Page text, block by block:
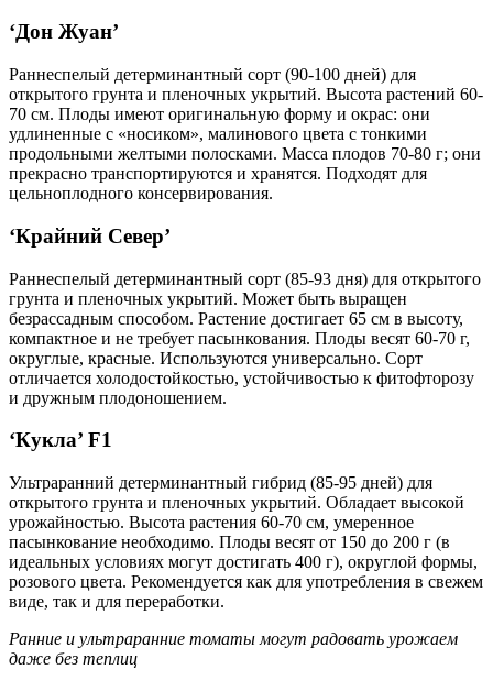
‘Дон Жуан’
Раннеспелый детерминантный сорт (90-100 дней) для
открытого грунта и пленочных укрытий. Высота растений 60-
70 см. Плоды имеют оригинальную форму и окрас: они
удлиненные с «носиком», малинового цвета с тонкими
продольными желтыми полосками. Масса плодов 70-80 г; они
прекрасно транспортируются и хранятся. Подходят для
цельноплодного консервирования.
‘Крайний Север’
Раннеспелый детерминантный сорт (85-93 дня) для открытого
грунта и пленочных укрытий. Может быть выращен
безрассадным способом. Растение достигает 65 см в высоту,
компактное и не требует пасынкования. Плоды весят 60-70 г,
округлые, красные. Используются универсально. Сорт
отличается холодостойкостью, устойчивостью к фитофторозу
и дружным плодоношением.
‘Кукла’ F1
Ультраранний детерминантный гибрид (85-95 дней) для
открытого грунта и пленочных укрытий. Обладает высокой
урожайностью. Высота растения 60-70 см, умеренное
пасынкование необходимо. Плоды весят от 150 до 200 г (в
идеальных условиях могут достигать 400 г), округлой формы,
розового цвета. Рекомендуется как для употребления в свежем
виде, так и для переработки.
Ранние и ультраранние томаты могут радовать урожаем
даже без теплиц